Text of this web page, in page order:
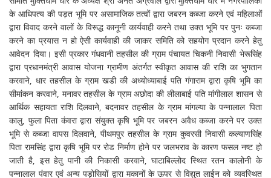
के आधिपत्य की पड़त भूमि पर असामाजिक तत्वों द्वारा जबरन कब्जा करने एवं महिलाओं
द्वारा विवाद करने वालों के विरूद्ध कानूनी कार्यवाही करने तथा उक्त भूमि पर पुनः कब्जा
करने का प्रयास न हो ऐसी कार्यवाही की जाकर समिति को सहयोग प्रदान करने हेतु
आवेदन दिया। इसी प्रकार गंधवानी तहसील की ग्राम पंचायत चिकनी निवासी भेरूसिंह
द्वारा प्रधानमंत्री आवास योजना ग्रामीण अंतर्गत स्वीकृत आवास की राशि का भुगतान
करवाने, धार तहसील के ग्राम खडी की अध्योध्याबाई पति गंगाराम द्वारा कृषि भूमि का
सीमांकन करवाने, मनावर तहसील के ग्राम अछोदा की लीलाबाई पति मांगीलाल शासन से
आर्थिक सहायता राशि दिलवाने, बदनावर तहसील के ग्राम मांगल्या के पन्नालाल पिता
कालु, फुला पिता कंवरा द्वारा संयुक्त कृषि भूमि पर जबरन अवैध कब्जा करने पर उक्त
भूमि से कब्जा वापस दिलवाने, पीथमपुर तहसील के ग्राम कुवरसी निवासी कल्याणसिंह
पिता रामसिंह द्वारा कृषि भूमि पर रोड निर्माण होने पर जलभराव के कारण फसल नष्ट हो
जाती है, इस हेतु पानी की निकासी करवाने, घाटाबिल्लोद स्थित रतन कालोनी के
पन्नालाल पंवार एवं अन्य पड़ोसियों द्वारा मकानों के ऊपर से विद्युत लाईन को व्यवस्थित